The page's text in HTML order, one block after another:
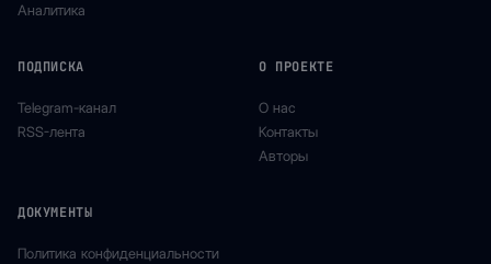
Аналитика
ПОДПИСКА
Telegram-канал
RSS-лента
О ПРОЕКТЕ
О нас
Контакты
Авторы
ДОКУМЕНТЫ
Политика конфиденциальности